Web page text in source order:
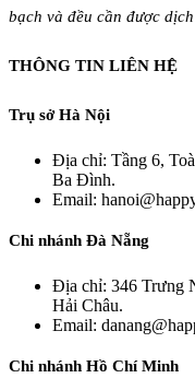
bạch và đều cần được
THÔNG TIN LIÊN HỆ
Trụ sở Hà Nội
Địa chỉ: Tầng 6,
Ba Đình.
Email:
Chi nhánh Đà Nẵng
Địa chỉ: 346 Trưng
Hải Châu.
Email:
Chi nhánh Hồ Chí Minh